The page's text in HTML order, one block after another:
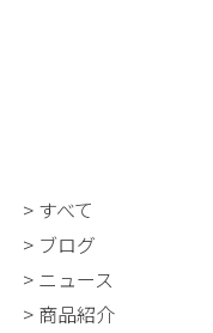
> すべて
> ブログ
> ニュース
> 商品紹介